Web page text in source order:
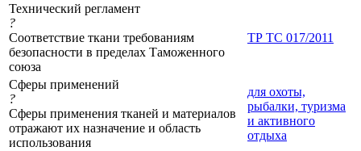
Технический регламент
?
Соответствие ткани требованиям
безопасности в пределах Таможенного
союза
ТР ТС 017/2011
Сферы применений
?
Сферы применения тканей и материалов
отражают их назначение и область
использования
для охоты,
рыбалки, туризма
и активного
отдыха